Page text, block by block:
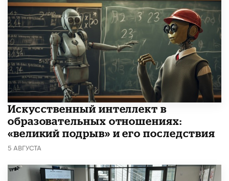
​Искусственный интеллект в
образовательных отношениях:
«великий подрыв» и его последствия
5 АВГУСТА